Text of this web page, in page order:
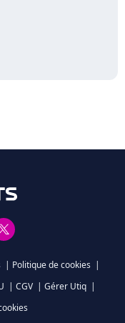
| Politique de cookies |
| CGV | Gérer Utiq |